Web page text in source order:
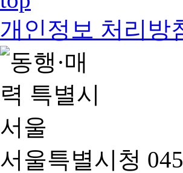
개인정보 처리방
서울특별시청